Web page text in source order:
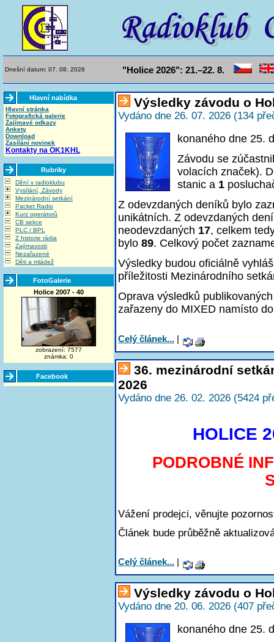
Dnešní datum: 07. 08. 2026 "Holice 2026": 21.–22. 8.
Hlavní nabídka
Hlavní stránka
Fotografická galerie
Zajímavé odkazy
Ankety
Download
Zasílání novinek
Kontakty na OK1KHL
Rubriky
Dění v radioklubu
Vysílání, Závody
Mezinárodní setkání
Packet Radio
Kurz operátorů
CB sekce
PLC / BPL
Z historie rádia
Zajímavosti
Nezařazené
Děti a mládež
FotoGalerie
Holice 2007 - 40
zobrazení: 7577
známka: 0
Facebook
Výsledky závodu o
Vydáno dne 26. 07. 2026 (134
konaného dne 25.
Závodu se
volacích značek).
stanic a 1
Z odevzdaných deníků bylo
unikátních. Z odevzdaných
neodevzdaných 17, celkem
bylo 89. Celkový počet
Výsledky budou oficiálně
příležitosti Mezinárodního
Oprava výsledků
zařazeny do MIXED namísto
Celý článek... |
36. mezinárodní
2026
Vydáno dne 26. 02. 2026 (5424
HOLICE
PODROBNÉ
Vážení prodejci, věnujte
Článek bude průběžně
Celý článek... |
Výsledky závodu o
Vydáno dne 20. 06. 2026 (407
konaného dne 25.